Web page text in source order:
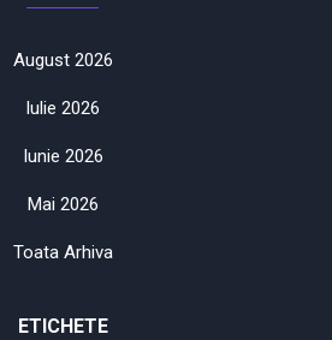
August 2026
Iulie 2026
Iunie 2026
Mai 2026
Toata Arhiva
ETICHETE